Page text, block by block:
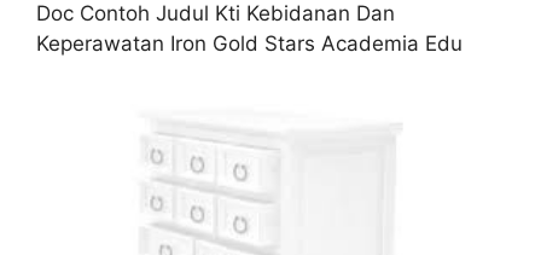
Doc Contoh Judul Kti Kebidanan Dan
Keperawatan Iron Gold Stars Academia Edu